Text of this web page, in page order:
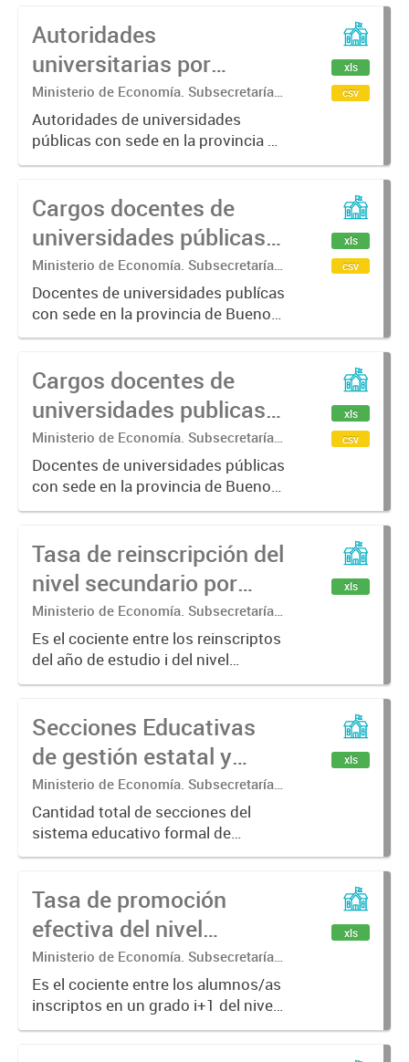
Autoridades
universitarias por
categoría.
Ministerio de Economía. Subsecretaría
de Coordinación Económica y
Estadística. Dirección Provincial de
Estadística.
Autoridades de universidades
públicas con sede en la provincia de
Buenos Aires, por categoría (Rector
de Universidad, Decano, Vice
Decano, Secretario de Facultad...
xls
csv
Cargos docentes de
universidades públicas
por categoría.
Ministerio de Economía. Subsecretaría
de Coordinación Económica y
Estadística. Dirección Provincial de
Estadística.
Docentes de universidades publícas
con sede en la provincia de Buenos
Aires, por categoría (Titular,
o 2, Otros y Preuniversitarios) y
año.
xls
csv
Cargos docentes de
universidades publicas
por dedicación.
Ministerio de Economía. Subsecretaría
de Coordinación Económica y
Estadística. Dirección Provincial de
Estadística.
Docentes de universidades públicas
con sede en la provincia de Buenos
Aires, por dedicación (Exclusiva,
Preuniversitarios) y año.
xls
csv
Tasa de reinscripción del
nivel secundario por
municipio.
Ministerio de Economía. Subsecretaría
de Coordinación Económica y
Estadística. Dirección Provincial de
Estadística.
Es el cociente entre los reinscriptos
del año de estudio i del nivel
secundario en el año t+1 y los
de estudio i del nivel secundario en
el año t; por nivel,...
xls
Secciones Educativas
de gestión estatal y
privada
Ministerio de Economía. Subsecretaría
de Coordinación Económica y
Estadística. Dirección Provincial de
Estadística.
Cantidad total de secciones del
sistema educativo formal de
gestión estatal y privada, por
Aires.
xls
Tasa de promoción
efectiva del nivel
secundario.
Ministerio de Economía. Subsecretaría
de Coordinación Económica y
Estadística. Dirección Provincial de
Estadística.
Es el cociente entre los alumnos/as
inscriptos en un grado i+1 del nivel
secundario en el año calendario t+1,
xls